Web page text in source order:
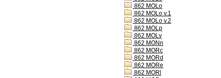
862 MOLo
862 MOLo v.1
862 MOLo v.2
862 MOLp
862 MOLv
862 MONn
862 MORc
862 MORd
862 MORe
862 MORl